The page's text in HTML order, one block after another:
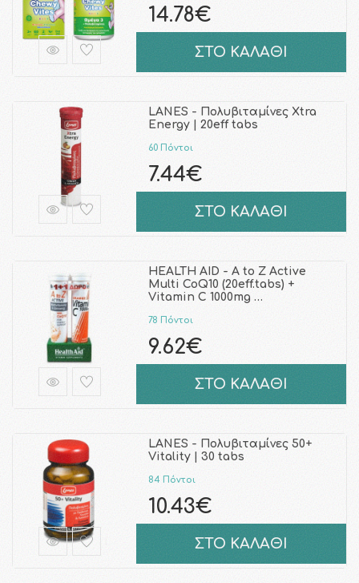
14.78€
ΣΤΟ ΚΑΛΑΘΙ
LANES - Πολυβιταμίνες Xtra
Energy | 20eff tabs
60 Πόντοι
7.44€
ΣΤΟ ΚΑΛΑΘΙ
HEALTH AID - A to Z Active
Multi CoQ10 (20eff.tabs) +
Vitamin C 1000mg …
78 Πόντοι
9.62€
ΣΤΟ ΚΑΛΑΘΙ
LANES - Πολυβιταμίνες 50+
Vitality | 30 tabs
84 Πόντοι
10.43€
ΣΤΟ ΚΑΛΑΘΙ